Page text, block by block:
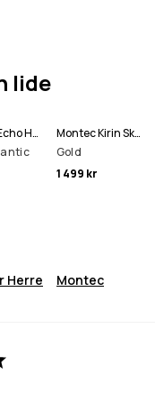
lide
Montec Echo Hue
Montec Kirin Skibukser Herre
Gold
1 499 kr
Herre Montec